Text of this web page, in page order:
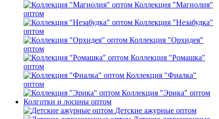
Коллекция "Магнолия"
оптом
Коллекция "Незабудка"
оптом
Коллекция "Орхидея"
оптом
Коллекция "Ромашка"
оптом
Коллекция "Фиалка"
оптом
Коллекция "Эрика" оптом
Колготки и лосины оптом
Детские ажурные оптом